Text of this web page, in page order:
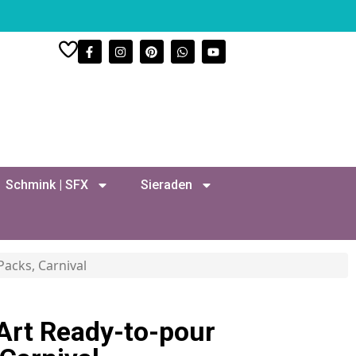
Schmink | SFX Sieraden
Carnival
Ready-to-pour